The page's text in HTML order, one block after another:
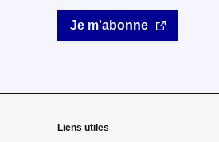
Je m'abonne
Mega
Liens utiles